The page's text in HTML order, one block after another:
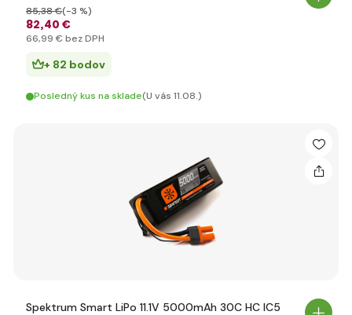
82,40 €
85,38 €(-3 %)
66,99 € bez DPH
+ 82 bodov
Posledný kus na sklade(U vás 11.08.)
Spektrum Smart LiPo 11.1V 5000mAh 30C HC IC5